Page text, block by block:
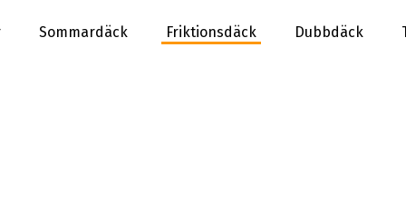
Sommardäck Friktionsdäck Dubbdäck